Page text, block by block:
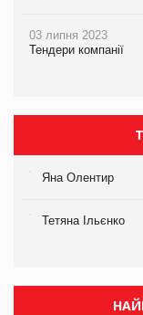
03 липня 2023
Тендери компанії
Яна Олентир
Тетяна Ільєнко